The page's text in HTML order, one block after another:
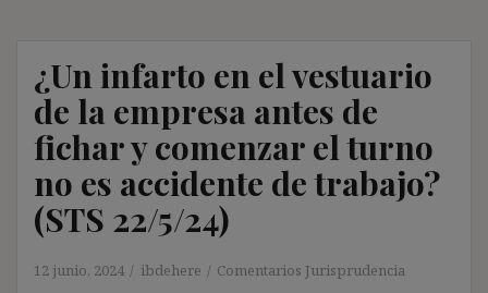
¿Un infarto en el vestuario
de la empresa antes de
fichar y comenzar el turno
no es accidente de trabajo?
(STS 22/5/24)
12 junio, 2024 ibdehere Comentarios Jurisprudencia